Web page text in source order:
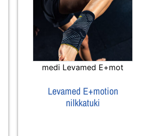
medi Levamed E+mot
Levamed E+motion
nilkkatuki